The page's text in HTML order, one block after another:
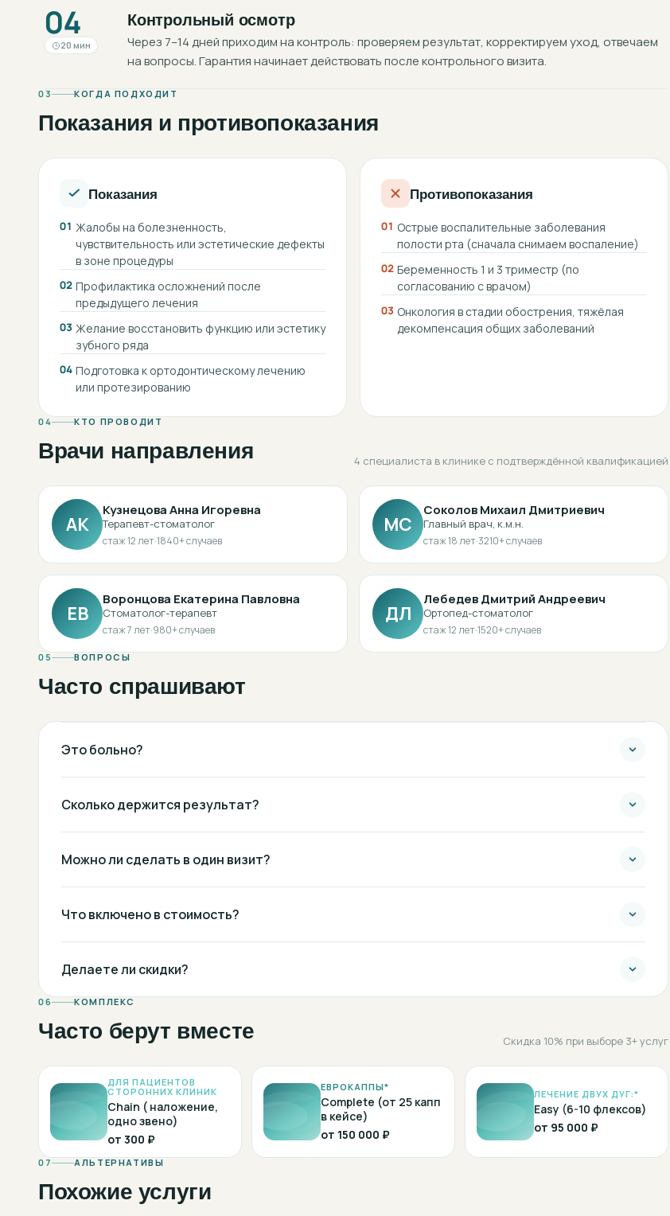
04
20 мин
Контрольный осмотр
Через 7–14 дней приходим на контроль: проверяем результат, корректируем уход, отвечаем
на вопросы. Гарантия начинает действовать после контрольного визита.
03 КОГДА ПОДХОДИТ
Показания и противопоказания
Показания
01 Жалобы на болезненность,
чувствительность или эстетические дефекты
в зоне процедуры
02 Профилактика осложнений после
предыдущего лечения
03 Желание восстановить функцию или эстетику
зубного ряда
04 Подготовка к ортодонтическому лечению
или протезированию
Противопоказания
01 Острые воспалительные заболевания
полости рта (сначала снимаем воспаление)
02 Беременность 1 и 3 триместр (по
согласованию с врачом)
03 Онкология в стадии обострения, тяжёлая
декомпенсация общих заболеваний
04 КТО ПРОВОДИТ
Врачи направления 4 специалиста в клинике с подтверждённой квалификацией
АК
Кузнецова Анна Игоревна
Терапевт-стоматолог
стаж12лет·1840+ случаев
МС
Соколов Михаил Дмитриевич
Главный врач, к.м.н.
стаж18лет·3210+ случаев
ЕВ
Воронцова Екатерина Павловна
Стоматолог-терапевт
стаж7лет·980+ случаев
ДЛ
Лебедев Дмитрий Андреевич
Ортопед-стоматолог
стаж12лет·1520+ случаев
05 ВОПРОСЫ
Часто спрашивают
Это больно?
Сколько держится результат?
Можно ли сделать в один визит?
Что включено в стоимость?
Делаете ли скидки?
06 КОМПЛЕКС
Часто берут вместе Скидка 10% при выборе 3+ услуг
ДЛЯ ПАЦИЕНТОВ
СТОРОННИХ КЛИНИК
Chain ( наложение,
одно звено)
от 300 ₽
ЕВРОКАППЫ*
Complete (от 25 капп
в кейсе)
от 150 000 ₽
ЛЕЧЕНИЕ ДВУХ ДУГ:*
Easy (6-10 флексов)
от 95 000 ₽
07 АЛЬТЕРНАТИВЫ
Похожие услуги